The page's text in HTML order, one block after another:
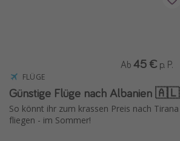
FLÜGE
Günstige Flüge nach Albanien 🇦🇱
So könnt ihr zum krassen Preis nach Tirana
fliegen - im Sommer!
Ab 45 € p. P.